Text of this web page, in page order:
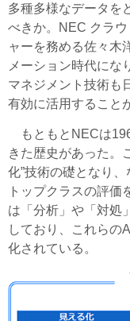
多種多様なデータを
べきか。NEC クラ
ャーを務める佐々木
メーション時代にな
マネジメント技術も
有効に活用すること
もともとNECは
きた歴史があった。
化”技術の礎となり
トップクラスの評価
は「分析」や「対処
しており、これらの
化されている。